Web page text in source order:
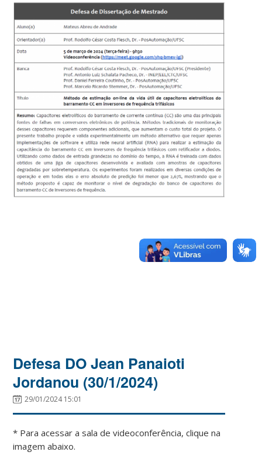
Defesa DO Jean Panaioti
Jordanou (30/1/2024)
29/01/2024 15:01
* Para acessar a sala de videoconferência, clique na
imagem abaixo.